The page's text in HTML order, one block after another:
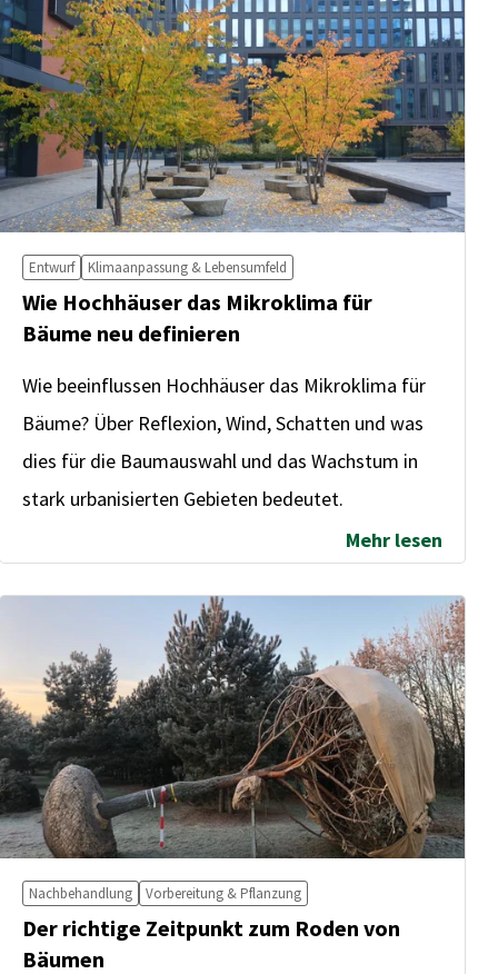
Entwurf Klimaanpassung & Lebensumfeld
Wie Hochhäuser das Mikroklima für
Bäume neu definieren
Wie beeinflussen Hochhäuser das Mikroklima für
Bäume? Über Reflexion, Wind, Schatten und was
dies für die Baumauswahl und das Wachstum in
stark urbanisierten Gebieten bedeutet.
Mehr lesen
Nachbehandlung Vorbereitung & Pflanzung
Der richtige Zeitpunkt zum Roden von
Bäumen